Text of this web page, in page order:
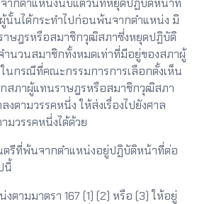
นั้นได้กระทำไปก่อนพ้นจากตำแหน่ง มิ
ษฎรหรือสมาชิกวุฒิสภาซึ่งหยุดปฏิบัติ
ำนวนสมาชิกทั้งหมดเท่าที่มีอยู่ของสภาผู้
กรณีที่คณะกรรมการการเลือกตั้งเห็น
สภาผู้แทนราษฎรหรือสมาชิกวุฒิสภา
ตามวรรคหนึ่ง ให้ส่งเรื่องไปยังศาล
วรรคหนึ่งได้ด้วย
ตรีที่พ้นจากตำแหน่งอยู่ปฏิบัติหน้าที่ต่อ
นี้
ตามมาตรา 167 (1) (2) หรือ (3) ให้อยู่